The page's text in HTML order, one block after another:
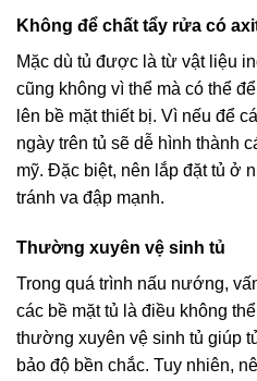
Không để chất tẩy rửa có
Mặc dù tủ được là từ vật liệu
cũng không vì thể mà có thể
lên bề mặt thiết bị. Vì nếu để
ngày trên tủ sẽ dễ hình thành
mỹ. Đặc biệt, nên lắp đặt tủ ở
tránh va đập mạnh.
Thường xuyên vệ sinh tủ
Trong quá trình nấu nướng,
các bề mặt tủ là điều không
thường xuyên vệ sinh tủ giúp
bảo độ bền chắc. Tuy nhiên,